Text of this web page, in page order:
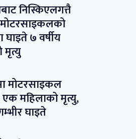
निस्किएलगत्तै
मोटरसाइकलको
७ वर्षीय
मोटरसाइकल
एक महिलाको मृत्यु,
घाइते